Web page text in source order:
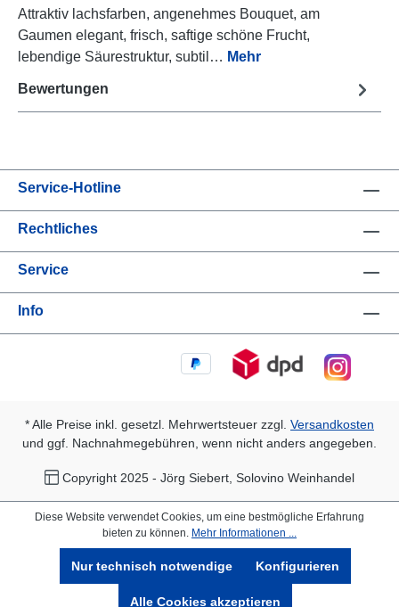
Attraktiv lachsfarben, angenehmes Bouquet, am
Gaumen elegant, frisch, saftige schöne Frucht,
lebendige Säurestruktur, subtil… Mehr
Bewertungen
Service-Hotline
Rechtliches
Service
Info
* Alle Preise inkl. gesetzl. Mehrwertsteuer zzgl. Versandkosten
und ggf. Nachnahmegebühren, wenn nicht anders angegeben.
Copyright 2025 - Jörg Siebert, Solovino Weinhandel
Diese Website verwendet Cookies, um eine bestmögliche Erfahrung
bieten zu können. Mehr Informationen ...
Nur technisch notwendige Konfigurieren
Alle Cookies akzeptieren